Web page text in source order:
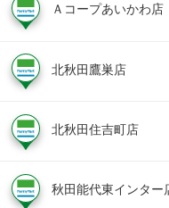
Ａコープあいかわ店
北秋田鷹巣店
北秋田住吉町店
秋田能代東インター